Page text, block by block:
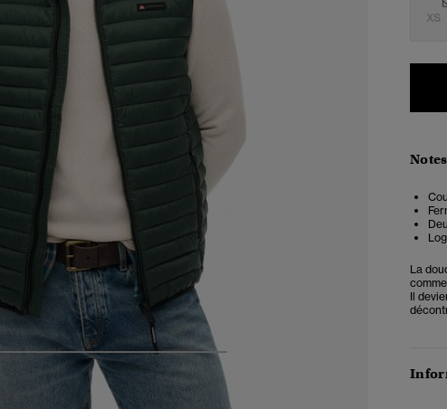
5 6
XS
La
Il